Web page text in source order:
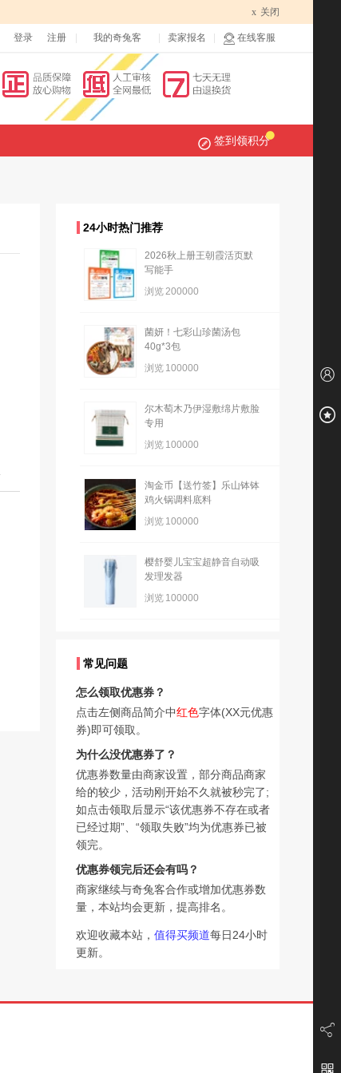
x 关闭
登录 注册 我的奇兔客 卖家报名 在线客服
签到领积分
24小时热门推荐
2026秋上册王朝霞活页默
写能手
浏览200000
菌妍！七彩山珍菌汤包
40g*3包
浏览 100000
尔木萄木乃伊湿敷绵片敷脸
专用
浏览 100000
淘金币【送竹签】乐山钵钵
鸡火锅调料底料
浏览 100000
樱舒婴儿宝宝超静音自动吸
发理发器
浏览 100000
常见问题
怎么领取优惠券？
点击左侧商品简介中红色字体(XX元优惠
券)即可领取。
为什么没优惠券了？
优惠券数量由商家设置，部分商品商家
给的较少，活动刚开始不久就被秒完了;
如点击领取后显示“该优惠券不存在或者
已经过期”、“领取失败”均为优惠券已被
领完。
优惠券领完后还会有吗？
商家继续与奇兔客合作或增加优惠券数
量，本站均会更新，提高排名。
欢迎收藏本站， 值得买频道每日24小时
更新。